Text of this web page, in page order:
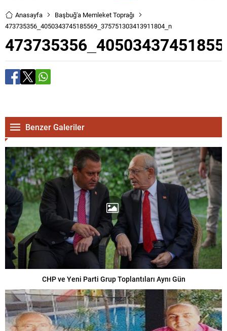
Anasayfa
Başbuğ'a Memleket Toprağı
473735356_4050343745185569_375751303413911804_n
Benzer Galeriler
CHP ve Yeni Parti Grup Toplantıları Aynı Gün